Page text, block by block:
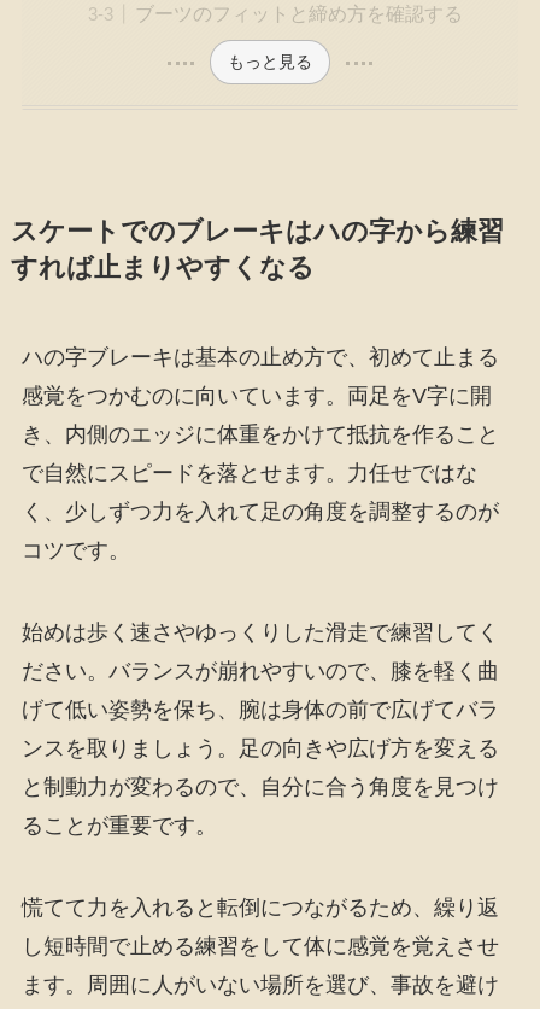
ブーツのフィットと締め方を確認する
もっと見る
スケートでのブレーキはハの字から練習
すれば止まりやすくなる
ハの字ブレーキは基本の止め方で、初めて止まる
感覚をつかむのに向いています。両足をV字に開
き、内側のエッジに体重をかけて抵抗を作ること
で自然にスピードを落とせます。力任せではな
く、少しずつ力を入れて足の角度を調整するのが
コツです。
始めは歩く速さやゆっくりした滑走で練習してく
ださい。バランスが崩れやすいので、膝を軽く曲
げて低い姿勢を保ち、腕は身体の前で広げてバラ
ンスを取りましょう。足の向きや広げ方を変える
と制動力が変わるので、自分に合う角度を見つけ
ることが重要です。
慌てて力を入れると転倒につながるため、繰り返
し短時間で止める練習をして体に感覚を覚えさせ
ます。周囲に人がいない場所を選び、事故を避け